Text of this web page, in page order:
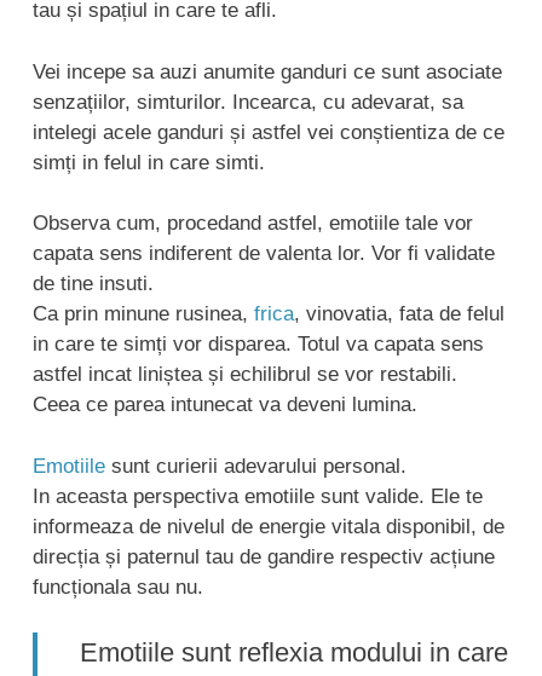
tau și spațiul in care te afli.
Vei incepe sa auzi anumite ganduri ce sunt asociate
senzațiilor, simturilor. Incearca, cu adevarat, sa
intelegi acele ganduri și astfel vei conștientiza de ce
simți in felul in care simti.
Observa cum, procedand astfel, emotiile tale vor
capata sens indiferent de valenta lor. Vor fi validate
de tine insuti.
Ca prin minune rusinea, frica, vinovatia, fata de felul
in care te simți vor disparea. Totul va capata sens
astfel incat liniștea și echilibrul se vor restabili.
Ceea ce parea intunecat va deveni lumina.
Emotiilesunt curierii adevarului personal.
In aceasta perspectiva emotiile sunt valide. Ele te
informeaza de nivelul de energie vitala disponibil, de
direcția și paternul tau de gandire respectiv acțiune
funcționala sau nu.
Emotiile sunt reflexia modului in care